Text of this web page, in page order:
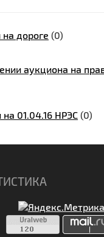
дороге (0)
аукциона на
01.04.16 НРЭС (0)